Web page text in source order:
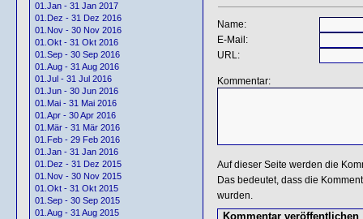
01.Jan - 31 Jan 2017
01.Dez - 31 Dez 2016
01.Nov - 30 Nov 2016
01.Okt - 31 Okt 2016
01.Sep - 30 Sep 2016
01.Aug - 31 Aug 2016
01.Jul - 31 Jul 2016
01.Jun - 30 Jun 2016
01.Mai - 31 Mai 2016
01.Apr - 30 Apr 2016
01.Mär - 31 Mär 2016
01.Feb - 29 Feb 2016
01.Jan - 31 Jan 2016
01.Dez - 31 Dez 2015
01.Nov - 30 Nov 2015
01.Okt - 31 Okt 2015
01.Sep - 30 Sep 2015
01.Aug - 31 Aug 2015
Name:
E-Mail:
URL:
Kommentar:
Auf dieser Seite werden die
Das bedeutet, dass die
wurden.